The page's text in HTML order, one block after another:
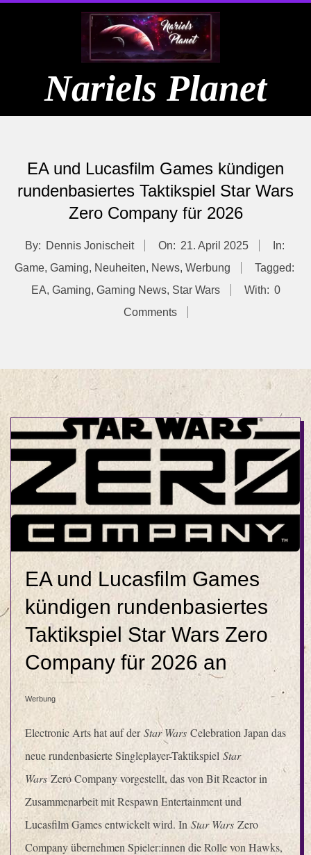
Nariels Planet
MenuEA und Lucasfilm Games kündigen
rundenbasiertes Taktikspiel Star Wars
Zero Company für 2026
By: Dennis Jonischeit On: 21. April 2025
In:
Game, Gaming, Neuheiten, News, Werbung
Tagged:
EA, Gaming, Gaming News, Star Wars With: 0
Comments
EA und Lucasfilm Games
kündigen rundenbasiertes
Taktikspiel Star Wars Zero
Company für 2026 an
Werbung
Electronic Arts hat auf derStar Wars Celebration Japan das
neue rundenbasierte Singleplayer-Taktikspiel Star
Wars Zero Company vorgestellt, das von Bit Reactor in
Zusammenarbeit mit Respawn Entertainment und
Lucasfilm Games entwickelt wird. In Star Wars Zero
Company übernehmen Spieler:innen die Rolle von Hawks,